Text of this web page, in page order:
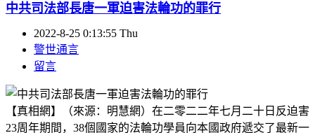
中共司法部長唐一軍迫害法輪功的罪行
2022-8-25 0:13:55 Thu
警世通言
留言
【真相網】（來源：明慧網）在二零二二年七月二十日反迫害
23周年期間，38個國家的法輪功學員向本國政府遞交了最新一